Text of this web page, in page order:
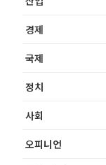
경제
국제
정치
사회
오피니언